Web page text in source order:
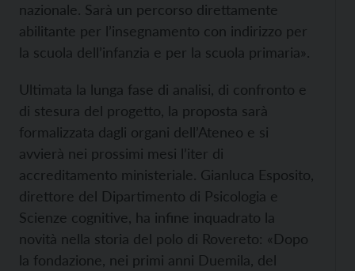
nazionale. Sarà un percorso direttamente
abilitante per l’insegnamento con indirizzo per
la scuola dell’infanzia e per la scuola primaria».
Ultimata la lunga fase di analisi, di confronto e
di stesura del progetto, la proposta sarà
formalizzata dagli organi dell’Ateneo e si
avvierà nei prossimi mesi l’iter di
accreditamento ministeriale. Gianluca Esposito,
direttore del Dipartimento di Psicologia e
Scienze cognitive, ha infine inquadrato la
novità nella storia del polo di Rovereto: «Dopo
la fondazione, nei primi anni Duemila, del